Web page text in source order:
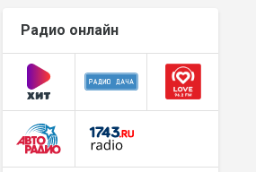
Радио онлайн